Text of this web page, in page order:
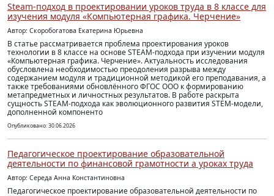
Steam-подход в проектировании уроков труда в 8 классе для
изучения модуля «Компьютерная графика. Черчение»
Автор: Скоробогатова Екатерина Юрьевна
В статье рассматривается проблема проектирования уроков
технологии в 8 классе на основе STEAM-подхода при изучении модуля
«Компьютерная графика. Черчение». Актуальность исследования
обусловлена необходимостью преодоления разрыва между
содержанием модуля и традиционной методикой его преподавания, а
также требованиями обновлённого ФГОС ООО к формированию
метапредметных и личностных результатов. В работе раскрыта
сущность STEAM-подхода как эволюционного развития STEM-модели,
дополненной компоненто
Опубликовано: 30.06.2026
Педагогическое проектирование образовательной
деятельности по финансовой грамотности а уроках труда
Автор: Середа Анна Константиновна
Педагогическое проектирование образовательной деятельности по